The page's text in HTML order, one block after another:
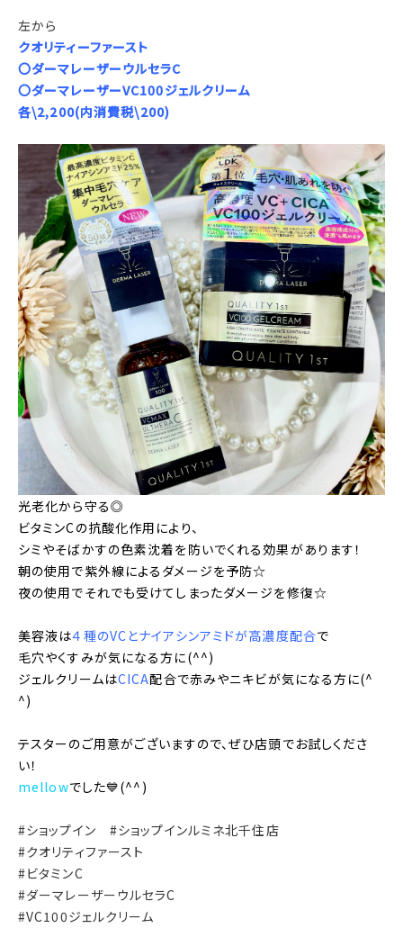
左から
クオリティーファースト
〇ダーマレーザーウルセラC
〇ダーマレーザーVC100ジェルクリーム
各\2,200(内消費税\200)
光老化から守る◎
ビタミンCの抗酸化作用により、
シミやそばかすの色素沈着を防いでくれる効果があります！
朝の使用で紫外線によるダメージを予防☆
夜の使用でそれでも受けてしまったダメージを修復☆
美容液は４種のVCとナイアシンアミドが高濃度配合で
毛穴やくすみが気になる方に(^^)
ジェルクリームはCICA配合で赤みやニキビが気になる方に(^
^)
テスターのご用意がございますので、ぜひ店頭でお試しくださ
い！
mellowでした💙(^^)
#ショップイン #ショップインルミネ北千住店
#クオリティファースト
#ビタミンC
#ダーマレーザーウルセラC
#VC100ジェルクリーム